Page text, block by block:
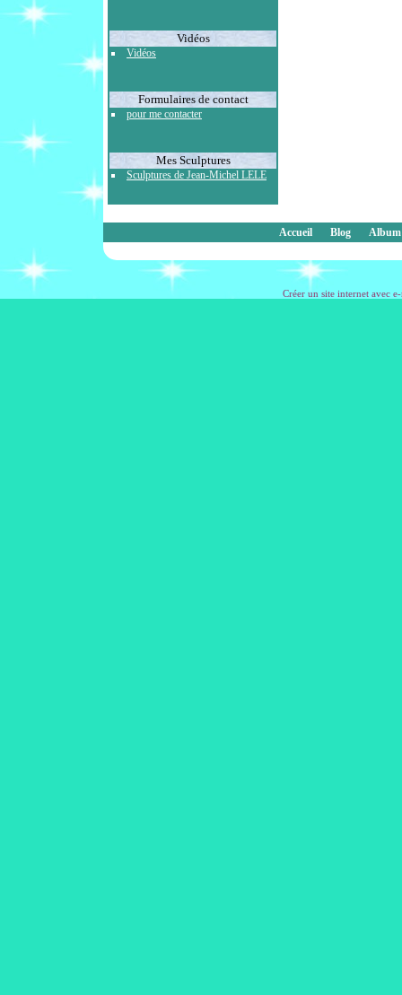
Vidéos
Vidéos
Formulaires de contact
pour me contacter
Mes Sculptures
Sculptures de Jean-Michel LELE
Accueil Blog
Créer un site internet avec